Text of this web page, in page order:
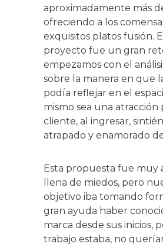
aproximadamente más
ofreciendo a los
exquisitos platos fusión.
proyecto fue un gran
empezamos con el
sobre la manera en que
podía reflejar en el
mismo sea una atracción
cliente, al ingresar,
atrapado y enamorado
Esta propuesta fue muy
llena de miedos, pero
objetivo iba tomando
gran ayuda haber
marca desde sus inicios,
trabajo estaba, no